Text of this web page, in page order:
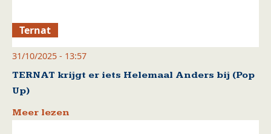
Ternat
31/10/2025 - 13:57
TERNAT krijgt er iets Helemaal Anders bij (Pop
Up)
Meer lezen